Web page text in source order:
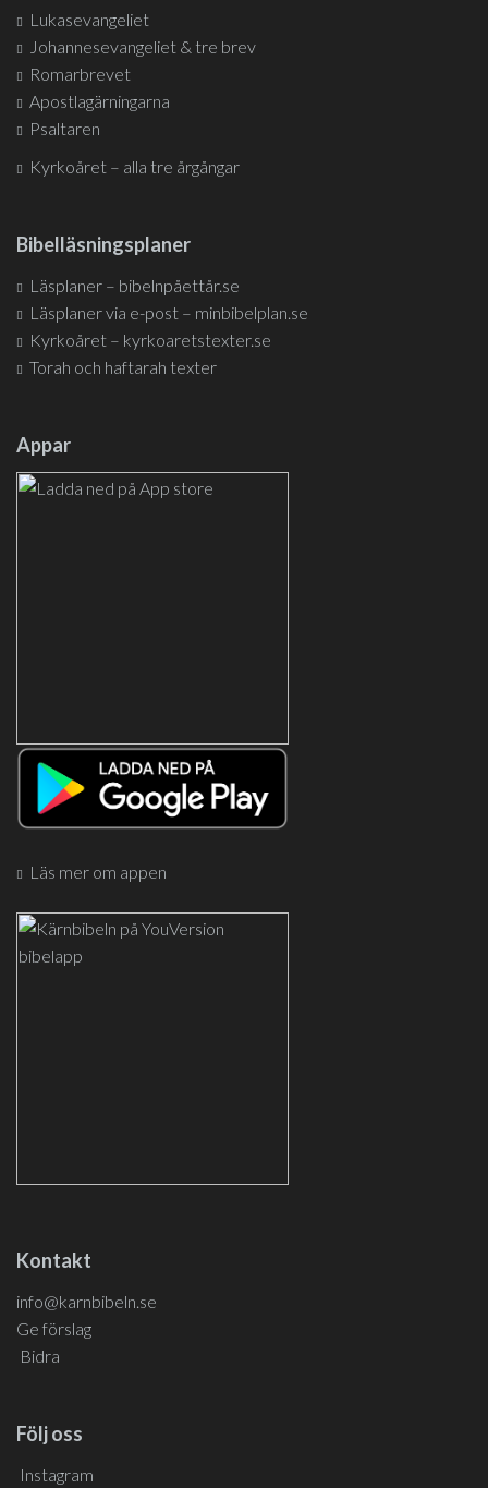
Lukasevangeliet
Johannesevangeliet & tre brev
Romarbrevet
Apostlagärningarna
Psaltaren
Kyrkoåret – alla tre årgångar
Bibelläsningsplaner
Läsplaner – bibelnpåettår.se
Läsplaner via e-post – minbibelplan.se
Kyrkoåret – kyrkoaretstexter.se
Torah och haftarah texter
Appar
Läs mer om appen
Kontakt
info@karnbibeln.se
Ge förslag
Bidra
Följ oss
Instagram